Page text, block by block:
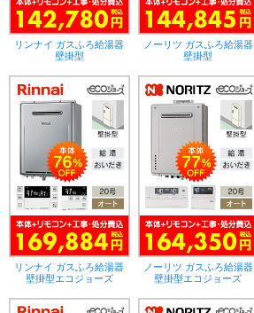
リンナイ ガスふろ給湯器
壁掛型
ノーリツ ガスふろ給湯器
壁掛型
リンナイ ガスふろ給湯器
壁掛型エコジョーズ
ノーリツ ガスふろ給湯器
壁掛型エコジョーズ